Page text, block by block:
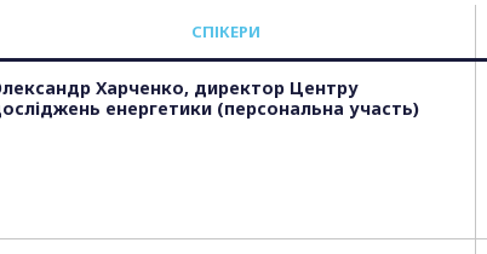
СПІКЕРИ
Харченко, директор Центру
енергетики (персональна участь)